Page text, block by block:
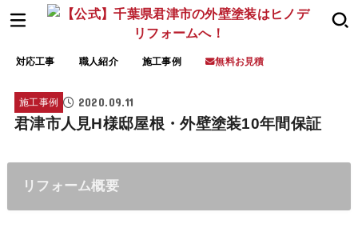
対応工事 職人紹介 施工事例 無料お見積
施工事例 2020.09.11
君津市人見H様邸屋根・外壁塗装10年間保証
リフォーム概要